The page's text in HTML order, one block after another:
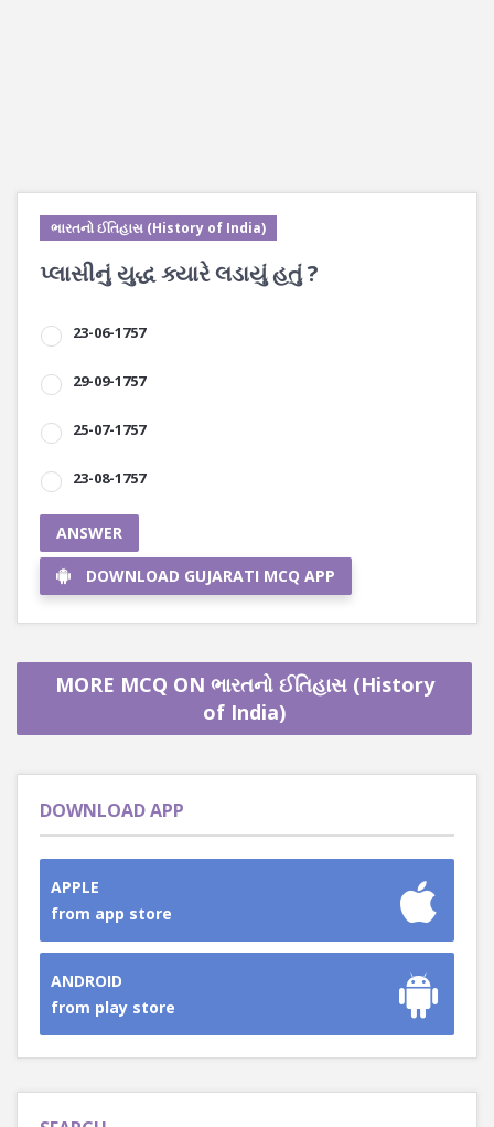
ભારતનો ઈતિહાસ (History of India)
પ્લાસીનું યુદ્ધ ક્યારે લડાયું હતું ?
23-06-1757
29-09-1757
25-07-1757
23-08-1757
ANSWER
DOWNLOAD GUJARATI MCQ APP
MORE MCQ ON ભારતનો ઈતિહાસ (History
of India)
DOWNLOAD APP
APPLE
from app store
ANDROID
from play store